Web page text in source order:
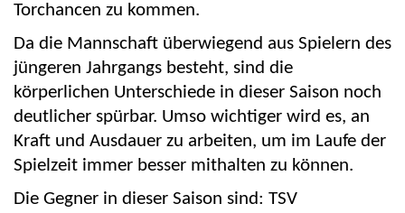
Torchancen zu kommen.
Da die Mannschaft überwiegend aus Spielern des
jüngeren Jahrgangs besteht, sind die
körperlichen Unterschiede in dieser Saison noch
deutlicher spürbar. Umso wichtiger wird es, an
Kraft und Ausdauer zu arbeiten, um im Laufe der
Spielzeit immer besser mithalten zu können.
Die Gegner in dieser Saison sind: TSV